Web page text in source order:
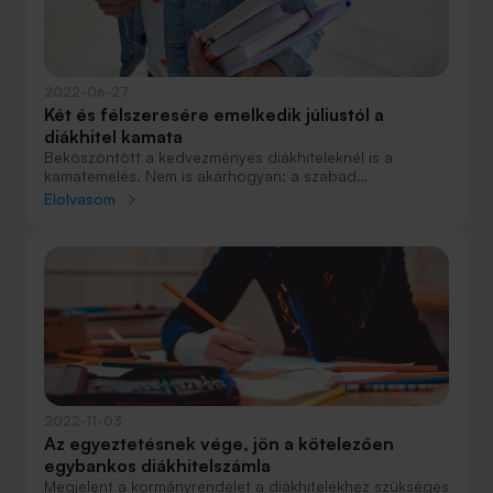
Két és félszeresére emelkedik júliustól a
diákhitel kamata
Beköszöntött a kedvezményes diákhiteleknél is a
kamatemelés. Nem is akárhogyan: a szabad
felhasználású diákhitel 1 kamata július 1-jétől rögtön két
Elolvasom
Az egyeztetésnek vége, jön a kötelezően
egybankos diákhitelszámla
Megjelent a kormányrendelet a diákhitelekhez szükséges